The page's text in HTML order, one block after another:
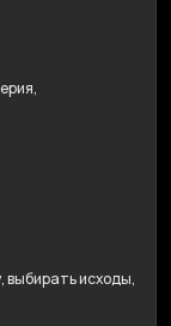
выбирать исходы,